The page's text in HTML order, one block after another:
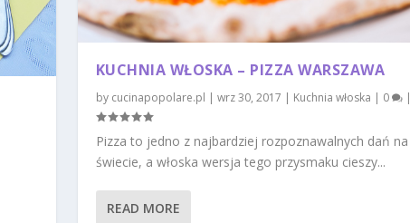
KUCHNIA WŁOSKA – PIZZA WARSZAWA
by cucinapopolare.pl | wrz 30, 2017 | Kuchnia włoska | 0 |
Pizza to jedno z najbardziej rozpoznawalnych dań na
świecie, a włoska wersja tego przysmaku cieszy...
READ MORE